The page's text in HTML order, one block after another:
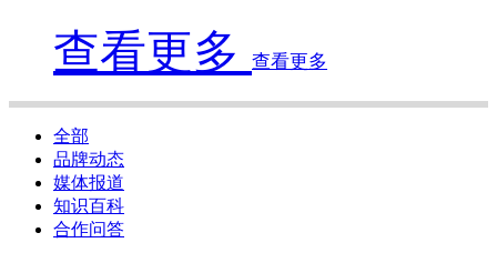
查看更多 查看更多
全部
品牌动态
媒体报道
知识百科
合作问答